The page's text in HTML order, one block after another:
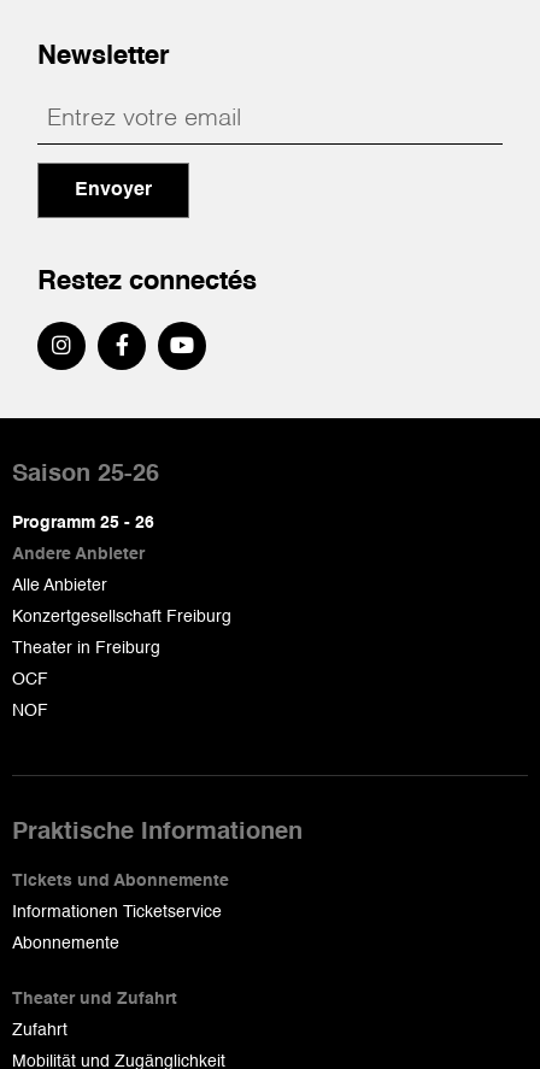
Newsletter
Envoyer
Restez connectés
de
page
Saison 25-26
Programm 25 - 26
Andere Anbieter
Alle Anbieter
Konzertgesellschaft Freiburg
Theater in Freiburg
OCF
NOF
Praktische Informationen
Tickets und Abonnemente
Informationen Ticketservice
Abonnemente
Theater und Zufahrt
Zufahrt
Mobilität und Zugänglichkeit